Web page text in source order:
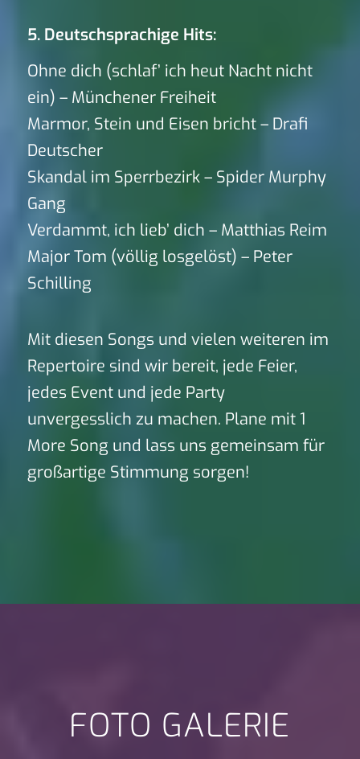
5. Deutschsprachige Hits:
Ohne dich (schlaf’ ich heut Nacht nicht
ein) – Münchener Freiheit
Marmor, Stein und Eisen bricht – Drafi
Deutscher
Skandal im Sperrbezirk – Spider Murphy
Gang
Verdammt, ich lieb’ dich – Matthias Reim
Major Tom (völlig losgelöst) – Peter
Schilling
Mit diesen Songs und vielen weiteren im
Repertoire sind wir bereit, jede Feier,
jedes Event und jede Party
unvergesslich zu machen. Plane mit 1
More Song und lass uns gemeinsam für
großartige Stimmung sorgen!
FOTO GALERIE